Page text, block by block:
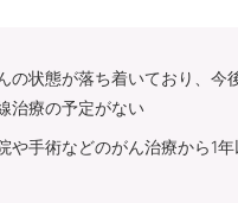
の状態が落ち着いており、今
治療の予定がない
や手術などのがん治療から1